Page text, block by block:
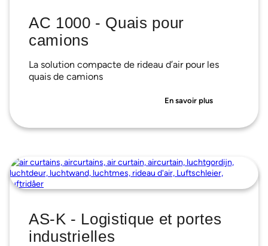
AC 1000 - Quais pour
camions
La solution compacte de rideau d’air pour les
quais de camions
En savoir plus
AS-K - Logistique et portes
industrielles